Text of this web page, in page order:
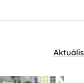
Aktuális